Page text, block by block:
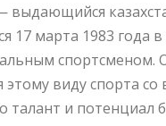
выдающийся
17 марта 1983 года
спортсменом.
виду спорта
талант и потенциал